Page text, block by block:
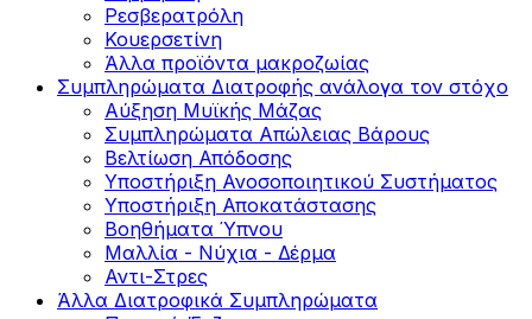
Ρεσβερατρόλη
Κουερσετίνη
Άλλα προϊόντα μακροζωίας
Συμπληρώματα Διατροφής ανάλογα τον στόχο
Αύξηση Μυϊκής Μάζας
Συμπληρώματα Aπώλειας Βάρους
Βελτίωση Απόδοσης
Υποστήριξη Ανοσοποιητικού Συστήματος
Yποστήριξη Αποκατάστασης
Βοηθήματα Ύπνου
Μαλλία - Νύχια - Δέρμα
Αντι-Στρες
Άλλα Διατροφικά Συμπληρώματα